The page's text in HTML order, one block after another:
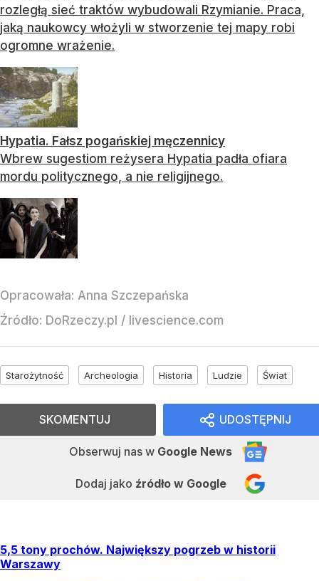
rozległą sieć traktów wybudowali Rzymianie. Praca,
jaką naukowcy włożyli w stworzenie tej mapy robi
ogromne wrażenie.
Hypatia. Fałsz pogańskiej męczennicy
Wbrew sugestiom reżysera Hypatia padła ofiara
mordu politycznego, a nie religijnego.
Opracowała: Anna Szczepańska
Źródło: DoRzeczy.pl / livescience.com
Starożytność Archeologia Historia Ludzie Świat
UDOSTĘPNIJ
Obserwuj nas w Google News
Dodaj jako źródło w Google
SKOMENTUJ
5,5 tony prochów. Największy pogrzeb w historii
Warszawy